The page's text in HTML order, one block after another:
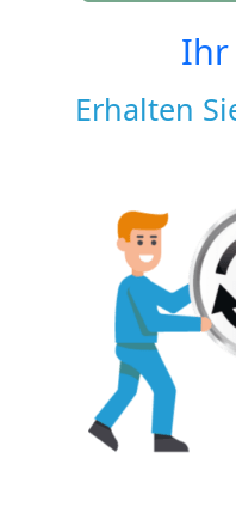
Ihr
Erhalten